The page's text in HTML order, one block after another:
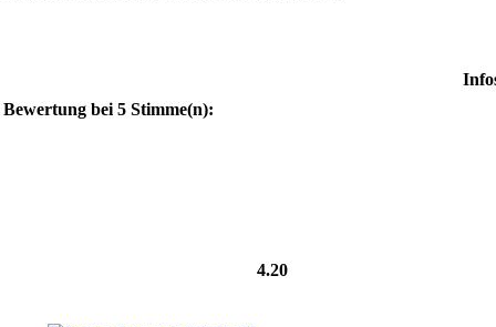
Bewertung bei 5 Stimme(n):
4.20